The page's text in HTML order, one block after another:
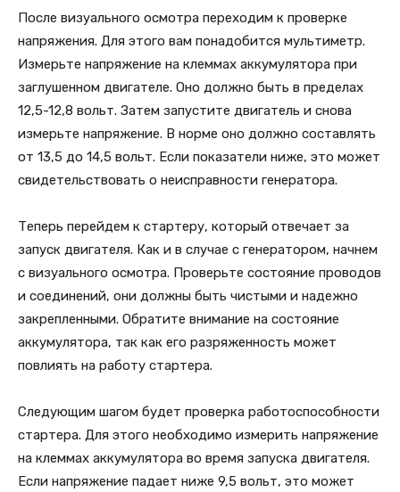
После визуального осмотра переходим к проверке
напряжения. Для этого вам понадобится мультиметр.
Измерьте напряжение на клеммах аккумулятора при
заглушенном двигателе. Оно должно быть в пределах
12,5-12,8 вольт. Затем запустите двигатель и снова
измерьте напряжение. В норме оно должно составлять
от 13,5 до 14,5 вольт. Если показатели ниже, это может
свидетельствовать о неисправности генератора.
Теперь перейдем к стартеру, который отвечает за
запуск двигателя. Как и в случае с генератором, начнем
с визуального осмотра. Проверьте состояние проводов
и соединений, они должны быть чистыми и надежно
закрепленными. Обратите внимание на состояние
аккумулятора, так как его разряженность может
повлиять на работу стартера.
Следующим шагом будет проверка работоспособности
стартера. Для этого необходимо измерить напряжение
на клеммах аккумулятора во время запуска двигателя.
Если напряжение падает ниже 9,5 вольт, это может